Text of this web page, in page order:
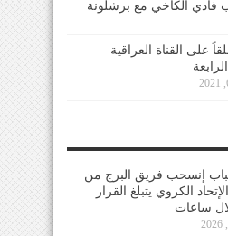
فادي الكاخي مع برشلونة
على القناة العراقية
إنسحب فريق البرج من
الكروي يتبلغ القرار
ساعات